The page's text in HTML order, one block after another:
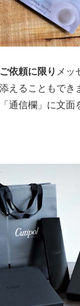
依頼に限り メッ
えることもでき
通信欄」に文面